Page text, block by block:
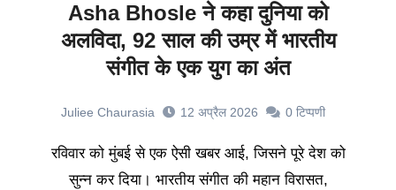
Asha Bhosle ने कहा दुनिया को
अलविदा, 92 साल की उम्र में भारतीय
संगीत के एक युग का अंत
Juliee Chaurasia 12 अप्रैल 2026 0 टिप्पणी
रविवार को मुंबई से एक ऐसी खबर आई, जिसने पूरे देश को
सुन्न कर दिया। भारतीय संगीत की महान विरासत,